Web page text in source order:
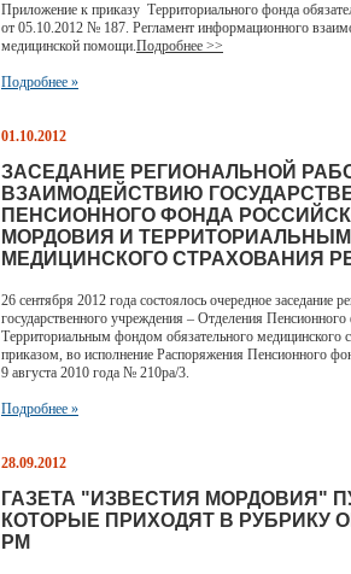
Приложение к приказу Территориального фонда
от 05.10.2012 № 187. Регламент информационного
медицинской помощи.Подробнее >>
Подробнее »
01.10.2012
ЗАСЕДАНИЕ РЕГИОНАЛЬНОЙ
ВЗАИМОДЕЙСТВИЮ
ПЕНСИОННОГО ФОНДА
МОРДОВИЯ И
МЕДИЦИНСКОГО СТРАХОВАНИЯ
26 сентября 2012 года состоялось очередное заседание
государственного учреждения – Отделения
Территориальным фондом обязательного
приказом, во исполнение Распоряжения Пенсионного
9 августа 2010 года № 210ра/3.
Подробнее »
28.09.2012
ГАЗЕТА "ИЗВЕСТИЯ МОРДОВИЯ"
КОТОРЫЕ ПРИХОДЯТ В РУБРИКУ
РМ